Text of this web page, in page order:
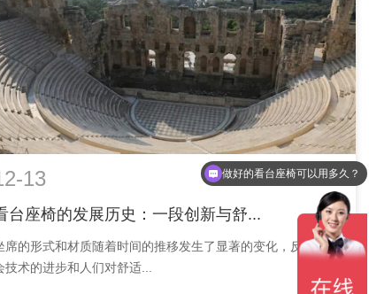
13
台座椅的发展历史：一段创新与舒...
席的形式和材质随着时间的推移发生了显著的变化，反映了社
技术的进步和人们对舒适...
做好的看台座椅可以用多久？